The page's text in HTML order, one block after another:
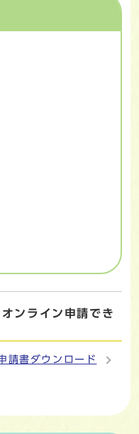
ンライン申請でき
請書ダウンロード